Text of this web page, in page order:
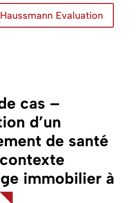
Evaluation
cas –
d’un
de santé
immobilier à
◥